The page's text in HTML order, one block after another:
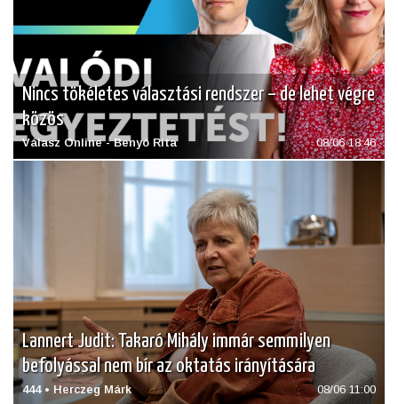
Nincs tökéletes választási rendszer – de lehet végre
közös
Válasz Online - Benyó Rita 08/06 18:46
Lannert Judit: Takaró Mihály immár semmilyen
befolyással nem bír az oktatás irányítására
444 • Herczeg Márk 08/06 11:00